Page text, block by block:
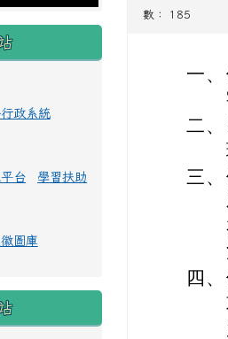
政系統
台 學習扶助
圖庫
數： 185
一、
二、
三、
四、